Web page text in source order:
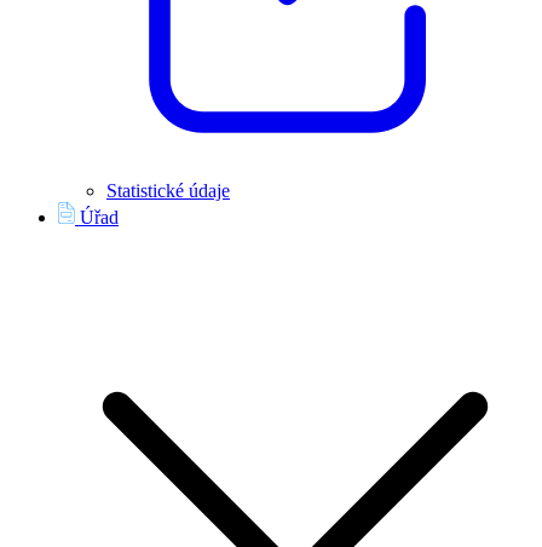
Statistické údaje
Úřad